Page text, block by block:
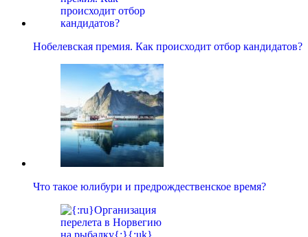
Нобелевская премия. Как происходит отбор кандидатов?
Что такое юлибури и предрождественское время?